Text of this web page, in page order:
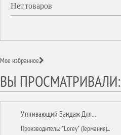
Нет товаров
Мое избранное
ВЫ ПРОСМАТРИВАЛИ:
Утягивающий Бандаж Для...
Производитель: "Lorey" (Германия)...